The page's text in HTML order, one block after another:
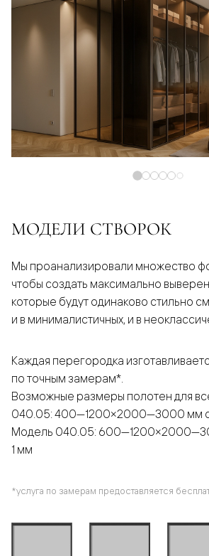
МОДЕЛИ СТВОРОК
Мы проанализировали множество
чтобы создать максимально
которые будут одинаково стильно
и в минималистичных, и в
Каждая перегородка
по точным замерам*.
Возможные размеры полотен для
040.05: 400—1200×2000—3000 мм
Модель 040.05:
1 мм
*услуга по замерам предоставляется